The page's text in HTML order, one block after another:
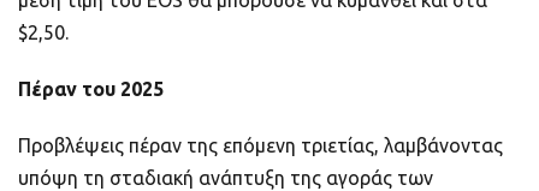
$2,50.
Πέραν του 2025
Προβλέψεις πέραν της επόμενη τριετίας, λαμβάνοντας
υπόψη τη σταδιακή ανάπτυξη της αγοράς των